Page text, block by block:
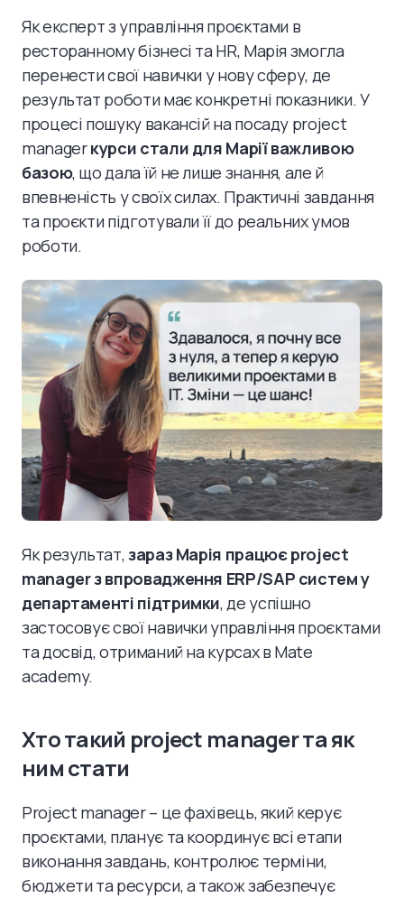
Як експерт з управління проєктами в
ресторанному бізнесі та HR, Марія змогла
перенести свої навички у нову сферу, де
результат роботи має конкретні показники. У
процесі пошуку вакансій на посаду project
managerкурси стали для Марії важливою
базою, що дала їй не лише знання, але й
впевненість у своїх силах. Практичні завдання
та проєкти підготували її до реальних умов
роботи.
Як результат,зараз Марія працює project
manager з впровадження ERP/SAP систем у
департаменті підтримки, де успішно
застосовує свої навички управління проєктами
та досвід, отриманий на курсах в Mate
academy.
Хто такий project manager та як
ним стати
Project manager – це фахівець, який керує
проєктами, планує та координує всі етапи
виконання завдань, контролює терміни,
бюджети та ресурси, а також забезпечує